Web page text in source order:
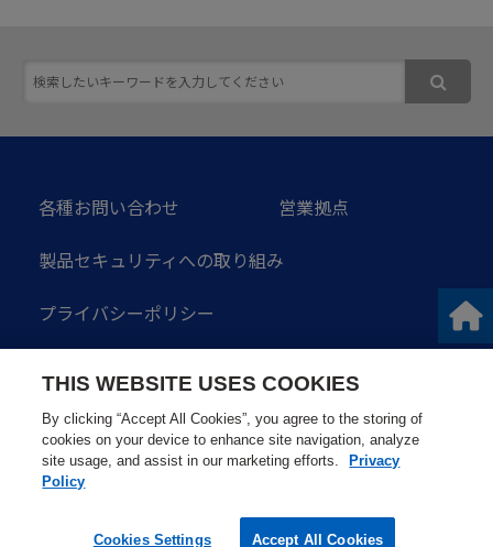
各種お問い合わせ
営業拠点
製品セキュリティへの取り組み
プライバシーポリシー
サイトのご利用にあたって
サイトマップ
THIS WEBSITE USES COOKIES
By clicking “Accept All Cookies”, you agree to the storing of
cookies on your device to enhance site navigation, analyze
site usage, and assist in our marketing efforts.
Privacy
Policy
Cookies Settings Accept All Cookies